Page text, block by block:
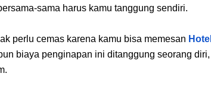
sama harus kamu tanggung sendiri.
perlu cemas karena kamu bisa memesan Hotel
biaya penginapan ini ditanggung seorang diri,